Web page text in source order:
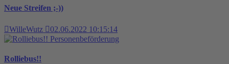
Neue Streifen ;-))
WilleWutz
02.06.2022 10:15:14
Personenbeförderung
Rolliebus!!